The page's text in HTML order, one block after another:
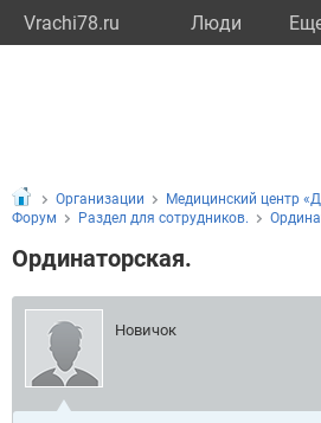
Vrachi78.ru Люди
Организации
Медицинский центр
Форум
Раздел для сотрудников.
Ординаторская.
Новичок